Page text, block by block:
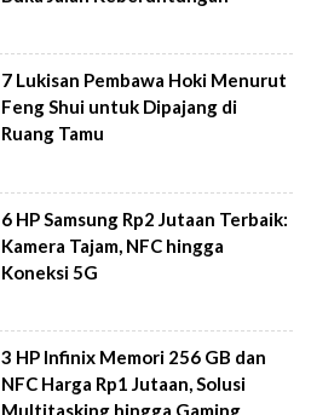
7 Lukisan Pembawa Hoki Menurut
Feng Shui untuk Dipajang di
Ruang Tamu
6 HP Samsung Rp2 Jutaan Terbaik:
Kamera Tajam, NFC hingga
Koneksi 5G
3 HP Infinix Memori 256 GB dan
NFC Harga Rp1 Jutaan, Solusi
Multitasking hingga Gaming